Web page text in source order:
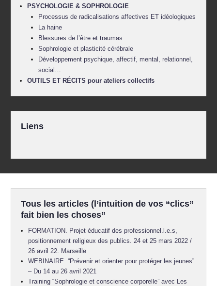
PSYCHOLOGIE & SOPHROLOGIE
Processus de radicalisations affectives ET idéologiques
La haine
Blessures de l’être et traumas
Sophrologie et plasticité cérébrale
Développement psychique, affectif, mental, relationnel,
social…
OUTILS ET RÉCITS pour ateliers collectifs
Liens
Tous les articles (l’intuition de vos “clics”
fait bien les choses”
FORMATION. Projet éducatif des professionnel.l.e.s,
positionnement religieux des publics. 24 et 25 mars 2022 /
26 avril 22. Marseille
WEBINAIRE. “Prévenir et orienter pour protéger les jeunes”
– Du 14 au 26 avril 2021
Training “Sophrologie et conscience corporelle” avec Les